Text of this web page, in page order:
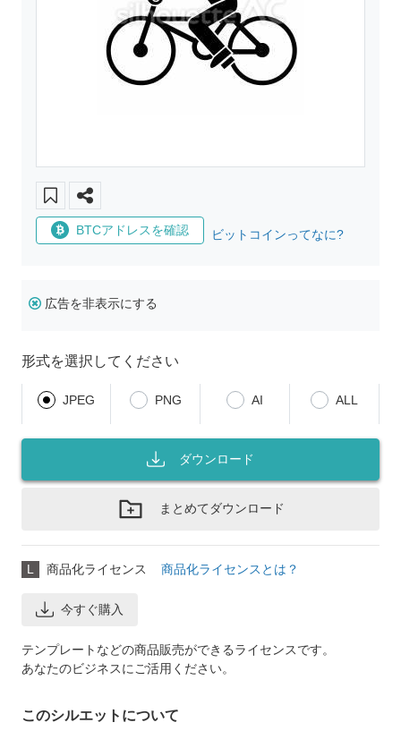
BTCアドレスを確認 ビットコインってなに?
広告を非表示にする
形式を選択してください
JPEG PNG AI ALL
ダウンロード
まとめてダウンロード
L 商品化ライセンス 商品化ライセンスとは？
今すぐ購入
テンプレートなどの商品販売ができるライセンスです。
あなたのビジネスにご活用ください。
このシルエットについて